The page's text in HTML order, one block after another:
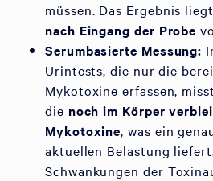
müssen. Das Ergebnis
nach Eingang der Probe
Serumbasierte Messung:
Urintests, die nur die
Mykotoxine erfassen,
die noch im Körper
Mykotoxine, was ein
aktuellen Belastung
Schwankungen der